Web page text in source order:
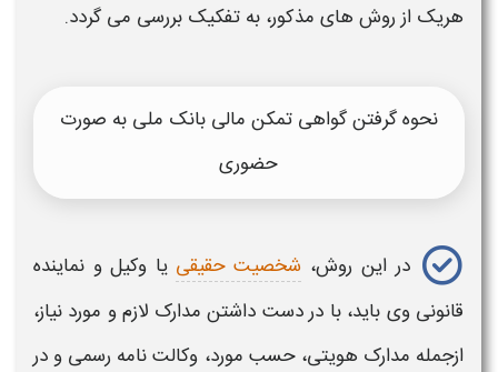
هریک از روش های مذکور، به تفکیک بررسی می گردد.
نحوه گرفتن گواهی تمکن مالی بانک ملی به صورت
حضوری
در این روش، شخصیت حقیقی یا وکیل و نماینده
قانونی وی باید، با در دست داشتن مدارک لازم و مورد نیاز،
ازجمله مدارک هویتی، حسب مورد، وکالت نامه رسمی و در